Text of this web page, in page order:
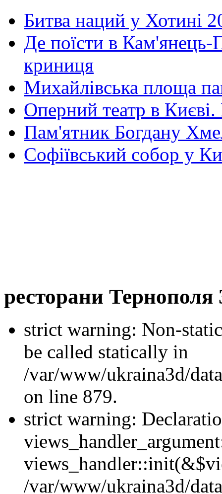
Битва наций у Хотині
Де поїсти в Кам'янець-
криниця
Михайлівська площа
Оперний театр в
Пам'ятник Богдану
Софіївський собор у
ресторани Тернополя
strict warning: Non-
be called statically in
/var/www/ukraina3d/
on line 879.
strict warning:
/var/www/ukraina3d/